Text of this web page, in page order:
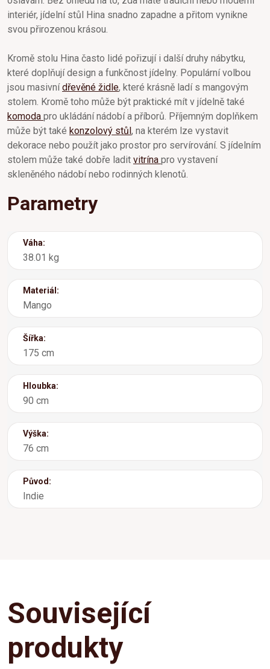
interiér, jídelní stůl Hina snadno zapadne a přitom vynikne
svou přirozenou krásou.
Kromě stolu Hina často lidé pořizují i další druhy nábytku,
které doplňují design a funkčnost jídelny. Populární volbou
jsou masivnídřevěné židle, které krásně ladí s mangovým
stolem. Kromě toho může být praktické mít v jídelně také
komoda pro ukládání nádobí a příborů. Příjemným doplňkem
může být také konzolový stůl, na kterém lze vystavit
dekorace nebo použít jako prostor pro servírování. S jídelním
stolem může také dobře ladit vitrína pro vystavení
skleněného nádobí nebo rodinných klenotů.
Parametry
Váha:
38.01 kg
Materiál:
Mango
Šířka:
175 cm
Hloubka:
90 cm
Výška:
76 cm
Původ:
Indie
Související
produkty